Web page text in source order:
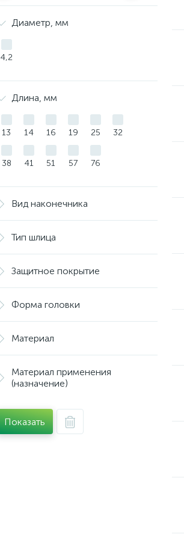
Диаметр, мм
4,2
Длина, мм
13 14 16 19 25 32
38 41 51 57 76
Вид наконечника
Тип шлица
Защитное покрытие
Форма головки
Материал
Материал применения
(назначение)
Показать